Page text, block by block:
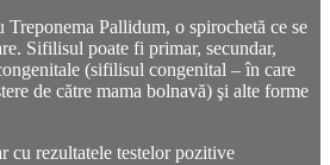
Pallidum, o spirochetă ce se
Sifilisul poate fi primar, secundar,
(sifilisul congenital – în care
de către mama bolnavă) şi alte forme
cu rezultatele testelor pozitive